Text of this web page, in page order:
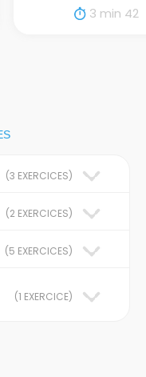
3 min 42
(3 EXERCICES)
(2 EXERCICES)
(5 EXERCICES)
(1 EXERCICE)